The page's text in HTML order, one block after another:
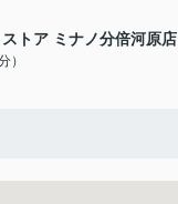
トア ミナノ分倍河原店
）